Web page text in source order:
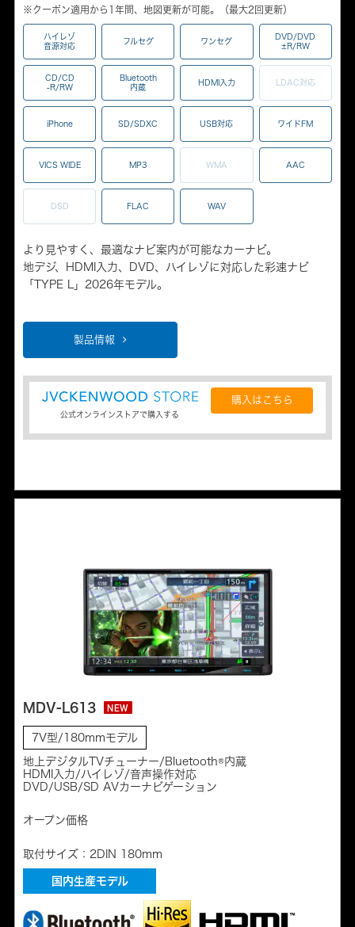
※クーポン適用から1年間、地図更新が可能。（最大2回更新）
ハイレゾ
音源対応
フルセグ ワンセグ
DVD/DVD
±R/RW
CD/CD
-R/RW
Bluetooth
内蔵
HDMI入力 LDAC対応
iPhone SD/SDXC USB対応 ワイドFM
VICS WIDE MP3 WMA AAC
DSD FLAC WAV
より見やすく、最適なナビ案内が可能なカーナビ。
地デジ、HDMI入力、DVD、ハイレゾに対応した彩速ナビ
「TYPE L」2026年モデル。
製品情報
公式オンラインストアで購入する
購入はこちら
MDV-L613 NEW
7V型/180mmモデル
地上デジタルTVチューナー/Bluetooth®内蔵
HDMI入力/ハイレゾ/音声操作対応
DVD/USB/SD AVカーナビゲーション
オープン価格
取付サイズ：2DIN 180mm
国内生産モデル